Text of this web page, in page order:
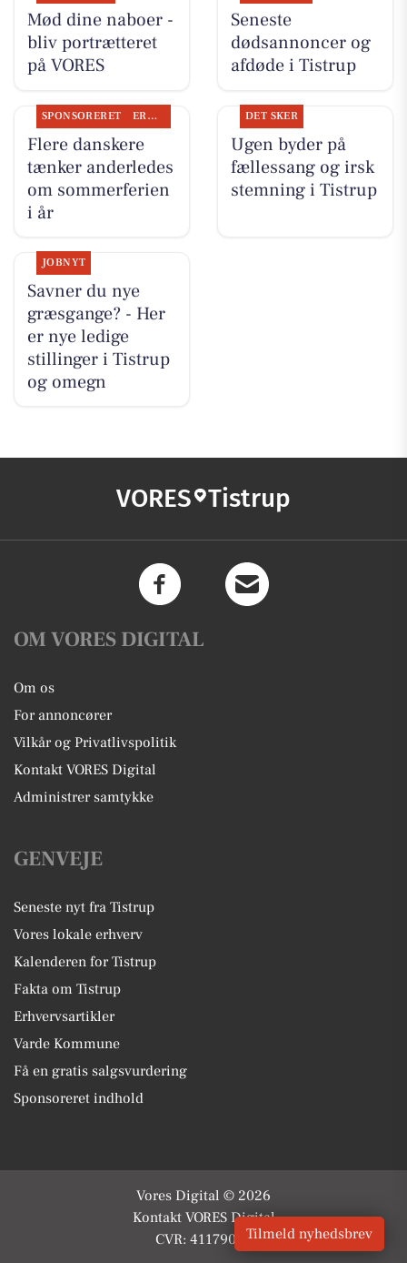
Mød dine naboer -
bliv portrætteret
på VORES
Seneste
dødsannoncer og
afdøde i Tistrup
SPONSORERET ERHVERV
Flere danskere
tænker anderledes
om sommerferien
i år
DET SKER
Ugen byder på
fællessang og irsk
stemning i Tistrup
JOBNYT
Savner du nye
græsgange? - Her
er nye ledige
stillinger i Tistrup
og omegn
VORES Tistrup
OM VORES DIGITAL
Om os
For annoncører
Vilkår og Privatlivspolitik
Kontakt VORES Digital
Administrer samtykke
GENVEJE
Seneste nyt fra Tistrup
Vores lokale erhverv
Kalenderen for Tistrup
Fakta om Tistrup
Erhvervsartikler
Varde Kommune
Få en gratis salgsvurdering
Sponsoreret indhold
Vores Digital © 2026
Kontakt VORES Digital
CVR: 41179082Tilmeld nyhedsbrev